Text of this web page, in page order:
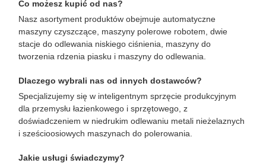
Co możesz kupić od nas?
Nasz asortyment produktów obejmuje automatyczne
maszyny czyszczące, maszyny polerowe robotem, dwie
stacje do odlewania niskiego ciśnienia, maszyny do
tworzenia rdzenia piasku i maszyny do odlewania.
Dlaczego wybrali nas od innych dostawców?
Specjalizujemy się w inteligentnym sprzęcie produkcyjnym
dla przemysłu łazienkowego i sprzętowego, z
doświadczeniem w niedrukim odlewaniu metali nieżelaznych
i sześcioosiowych maszynach do polerowania.
Jakie usługi świadczymy?